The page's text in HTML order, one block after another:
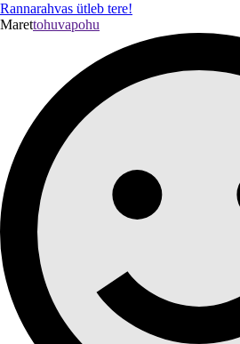
Rannarahvas ütleb tere!
Marettohuvapohu